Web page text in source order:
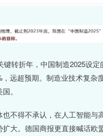
键转折年，中国制造2025设
，远超预期。制造业技术复杂
。
不得不承认，在人工智能与
扩大。德国商报更直接喊话欧